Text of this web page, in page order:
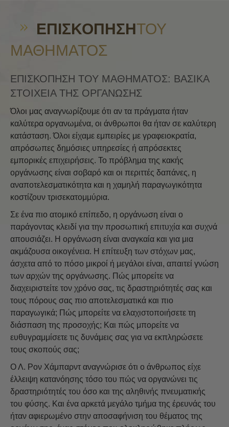
ΕΠΙΣΚΌΠΗΣΗΤΟΥ
ΜΑΘΉΜΑΤΟΣ
ΕΠΙΣΚΟΠΗΣΗ ΤΟΥ ΜΑΘΗΜΑΤΟΣ: ΒΑΣΙΚΑ
ΣΤΟΙΧΕΙΑ ΤΗΣ ΟΡΓΑΝΩΣΗΣ
Όλοι μας αναγνωρίζουμε ότι αν τα πράγματα ήταν
καλύτερα οργανωμένα, οι άνθρωποι θα ήταν σε καλύτερη
κατάσταση. Όλοι είχαμε εμπειρίες με γραφειοκρατία,
απρόσωπες δημόσιες υπηρεσίες ή απρόσεκτες
εμπορικές επιχειρήσεις. Το πρόβλημα της κακής
οργάνωσης είναι σοβαρό και οι περιττές δαπάνες, η
αναποτελεσματικότητα και η χαμηλή παραγωγικότητα
κοστίζουν τρισεκατομμύρια.
Σε ένα πιο ατομικό επίπεδο, η οργάνωση είναι ο
παράγοντας κλειδί για την προσωπική επιτυχία και συχνά
απουσιάζει. Η οργάνωση είναι αναγκαία και για μια
ακμάζουσα οικογένεια. Η επίτευξη των στόχων μας,
άσχετα από το πόσο μικροί ή μεγάλοι είναι, απαιτεί γνώση
των αρχών της οργάνωσης. Πώς μπορείτε να
διαχειριστείτε τον χρόνο σας, τις δραστηριότητές σας και
τους πόρους σας πιο αποτελεσματικά και πιο
παραγωγικά; Πώς μπορείτε να ελαχιστοποιήσετε τη
διάσπαση της προσοχής; Και πώς μπορείτε να
ευθυγραμμίσετε τις δυνάμεις σας για να εκπληρώσετε
τους σκοπούς σας;
Ο Λ. Ρον Χάμπαρντ αναγνώρισε ότι ο άνθρωπος είχε
έλλειψη κατανόησης τόσο του πώς να οργανώνει τις
δραστηριότητές του όσο και της αληθινής πνευματικής
του φύσης. Και ένα αρκετά μεγάλο τμήμα της έρευνάς του
ήταν αφιερωμένο στην αποσαφήνιση του θέματος της